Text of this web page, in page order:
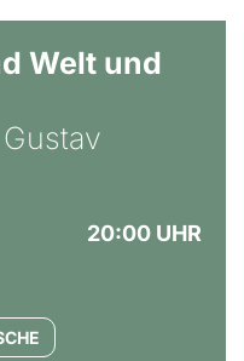
Welt und
20:00 UHR